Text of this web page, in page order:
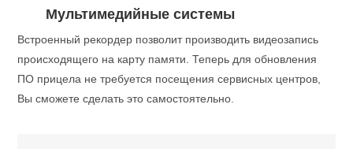
Мультимедийные системы
Встроенный рекордер позволит производить видеозапись
происходящего на карту памяти. Теперь для обновления
ПО прицела не требуется посещения сервисных центров,
Вы сможете сделать это самостоятельно.